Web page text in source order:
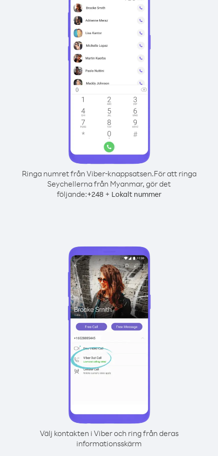
Ringa numret från Viber-knappsatsen.För att ringa
Seychellerna från Myanmar, gör det
följande:+248 + Lokalt nummer
Välj kontakten i Viber och ring från deras
informationsskärm